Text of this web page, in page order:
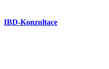
IBD-Konzultace